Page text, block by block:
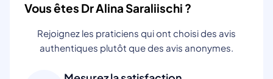
Vous êtes Dr Alina Saraliischi ?
Rejoignez les praticiens qui ont choisi des avis
authentiques plutôt que des avis anonymes.